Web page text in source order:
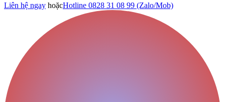
Liên hệ ngay hoặcHotline 0828 31 08 99 (Zalo/Mob)